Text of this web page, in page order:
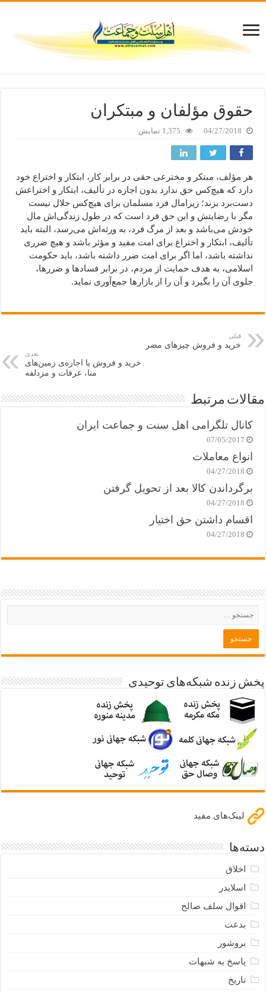
حقوق مؤلفان و مبتکران
04/27/2018 1,375 نمایش
هر مؤلف، مبتکر و مخترعی حقی در برابر کار، ابتکار و اختراع خود
دارد که هیچ‌کس حق ندارد بدون اجازه‌ در تألیف، ابتکار و اختراعش
دست‌برد بزند؛ زیرامال فرد مسلمان برای هیچ‌کس حلال نیست
مگر با رضایتش و این حق فرد است که در طول زندگی‌اش مال
خودش می‌باشد و بعد از مرگ فرد، به ورثه‌اش می‌رسد، البته باید
تألیف، ابتکار و اختراع برای امت مفید و مؤثر باشد و هیچ ضرری
نداشته باشد، اما اگر برای امت ضرر داشته باشد، باید حکومت
اسلامی، به هدف حمایت از مردم، در برابر فسادها و ضررها،
جلوی آن را بگیرد و آن را از بازارها جمع‌آوری نماید.
قبلی
خرید و فروش چیزهای مضر
بعدی
خرید و فروش یا اجاره‌‌ی زمین‌های
منا، عرفات و مزدلفه
مقالات مرتبط
کانال تلگرامی اهل سنت و جماعت ایران
07/05/2017
انواع معاملات
04/27/2018
برگرداندن کالا بعد از تحویل گرفتن
04/27/2018
اقسام داشتن حق اختیار
04/27/2018
پخش زنده شبکه‌های توحیدی
لینک‌های مفید
دسته‌ها
اخلاق
اسلایدر
اقوال سلف صالح
بدعت
بروشور
پاسخ به شبهات
تاریخ